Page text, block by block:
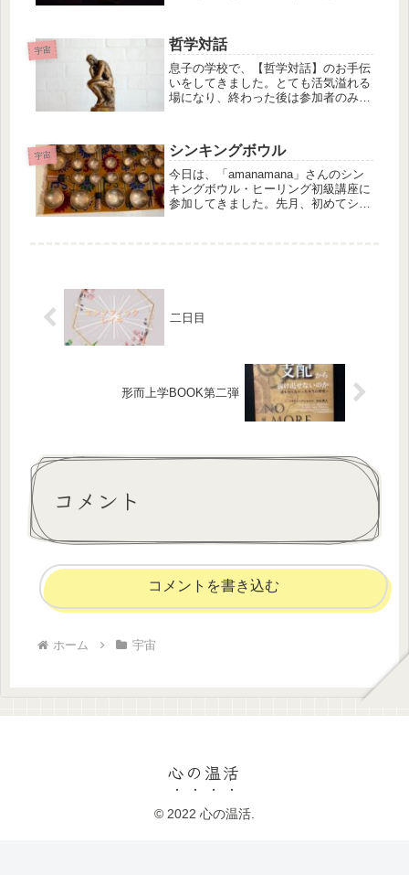
ういい夫婦とは、お互いに自分と相手
を尊重しているに尽きるのかなと今は
思...
宇宙 哲学対話
息子の学校で、【哲学対話】のお手伝
いをしてきました。とても活気溢れる
場になり、終わった後は参加者のみな
えば、問いを出す、考える、よく聞
く、問いかける、をお互い自由に安全
にや...
宇宙 シンキングボウル
今日は、「amanamana」さんのシン
キングボウル・ヒーリング初級講座に
参加してきました。先月、初めてシン
二日目
形而上学BOOK第二弾
コメント
コメントを書き込む
ホーム 宇宙
心の温活
© 2022 心の温活.